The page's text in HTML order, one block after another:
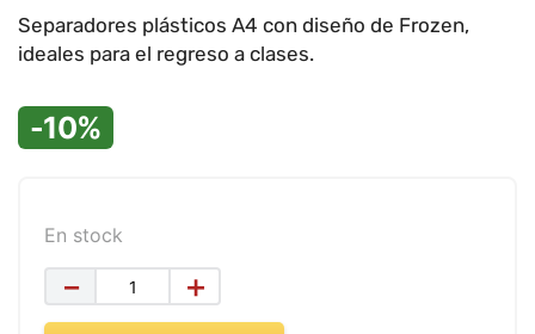
Separadores plásticos A4 con diseño de Frozen,
ideales para el regreso a clases.
-10%
En stock
＋
－
10. masa moldear vaso 150gr